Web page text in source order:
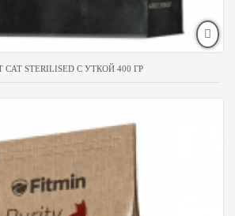
CAT STERILISED С УТКОЙ 400 ГР